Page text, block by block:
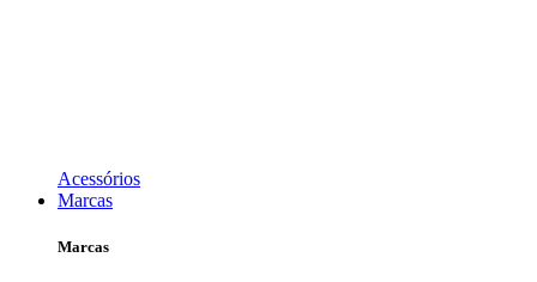
Acessórios
Marcas
Marcas